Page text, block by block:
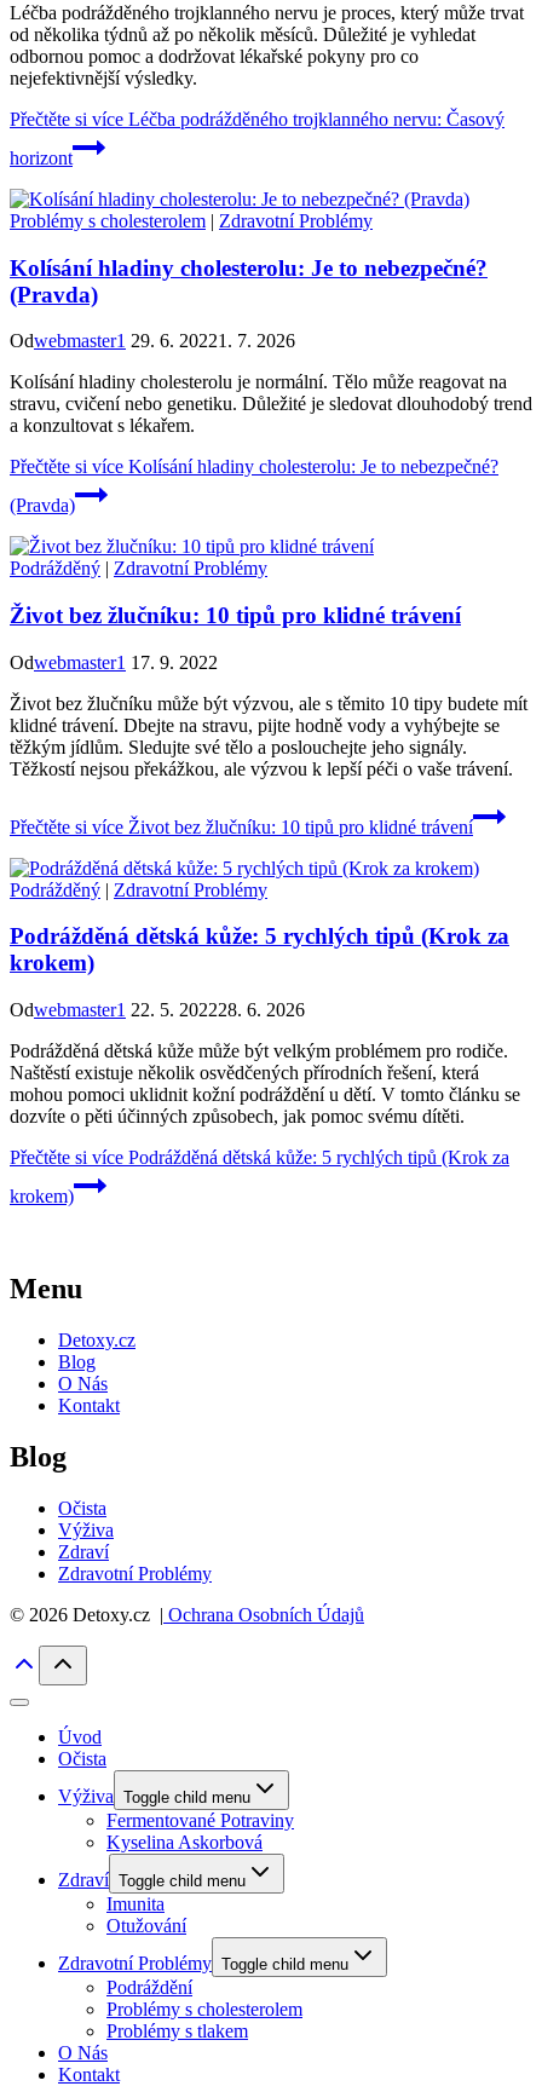
Léčba podrážděného trojklanného nervu je proces, který může trvat
od několika týdnů až po několik měsíců. Důležité je vyhledat
odbornou pomoc a dodržovat lékařské pokyny pro co
nejefektivnější výsledky.
Přečtěte si více Léčba podrážděného trojklanného nervu: Časový
horizont
Problémy s cholesterolem | Zdravotní Problémy
Kolísání hladiny cholesterolu: Je to nebezpečné?
(Pravda)
Odwebmaster1 29. 6. 20221. 7. 2026
Kolísání hladiny cholesterolu je normální. Tělo může reagovat na
stravu, cvičení nebo genetiku. Důležité je sledovat dlouhodobý trend
a konzultovat s lékařem.
Přečtěte si více Kolísání hladiny cholesterolu: Je to nebezpečné?
(Pravda)
Podrážděný | Zdravotní Problémy
Život bez žlučníku: 10 tipů pro klidné trávení
Odwebmaster1 17. 9. 2022
Život bez žlučníku může být výzvou, ale s těmito 10 tipy budete mít
klidné trávení. Dbejte na stravu, pijte hodně vody a vyhýbejte se
těžkým jídlům. Sledujte své tělo a poslouchejte jeho signály.
Těžkostí nejsou překážkou, ale výzvou k lepší péči o vaše trávení.
Přečtěte si více Život bez žlučníku: 10 tipů pro klidné trávení
Podrážděný | Zdravotní Problémy
Podrážděná dětská kůže: 5 rychlých tipů (Krok za
krokem)
Odwebmaster1 22. 5. 202228. 6. 2026
Podrážděná dětská kůže může být velkým problémem pro rodiče.
Naštěstí existuje několik osvědčených přírodních řešení, která
mohou pomoci uklidnit kožní podráždění u dětí. V tomto článku se
dozvíte o pěti účinných způsobech, jak pomoc svému dítěti.
Přečtěte si více Podrážděná dětská kůže: 5 rychlých tipů (Krok za
krokem)
Menu
Detoxy.cz
Blog
O Nás
Kontakt
Blog
Očista
Výživa
Zdraví
Zdravotní Problémy
© 2026 Detoxy.cz | Ochrana Osobních Údajů
Úvod
Očista
Výživa Toggle child menu
Fermentované Potraviny
Kyselina Askorbová
Zdraví Toggle child menu
Imunita
Otužování
Zdravotní Problémy Toggle child menu
Podráždění
Problémy s cholesterolem
Problémy s tlakem
O Nás
Kontakt